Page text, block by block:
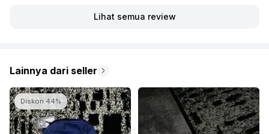
Lainnya dari seller
Diskon 44%
Lihat semua review